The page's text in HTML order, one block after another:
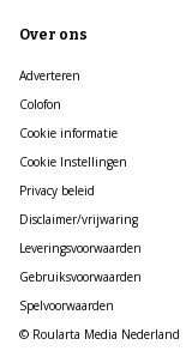
Over ons
Adverteren
Colofon
Cookie informatie
Cookie Instellingen
Privacy beleid
Disclaimer/vrijwaring
Leveringsvoorwaarden
Gebruiksvoorwaarden
Spelvoorwaarden
© Roularta Media Nederland